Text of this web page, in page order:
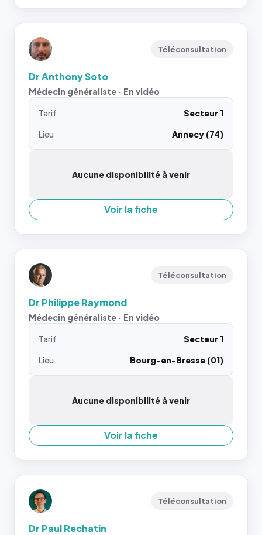
Téléconsultation
Dr Anthony Soto
Médecin généraliste · En vidéo
Tarif
Secteur 1
Lieu
Annecy (74)
Aucune disponibilité à venir
Voir la fiche
Téléconsultation
Dr Philippe Raymond
Médecin généraliste · En vidéo
Tarif
Secteur 1
Lieu
Bourg-en-Bresse (01)
Aucune disponibilité à venir
Voir la fiche
Téléconsultation
Dr Paul Rechatin